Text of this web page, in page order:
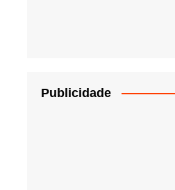
Publicidade